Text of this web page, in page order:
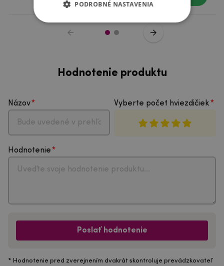
Hodnotenie produktu
Názov Vyberte počet hviezdičiek
Hodnotenie
Poslať hodnotenie
* Hodnotenie pred zverejnením dvakrát skontroluje prevádzkovateľ
PODROBNÉ NASTAVENIA